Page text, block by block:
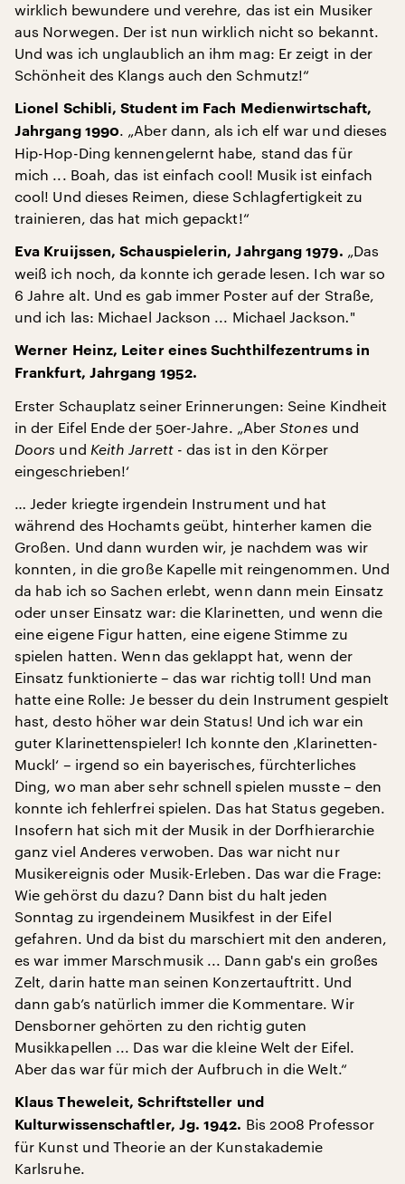
wirklich bewundere und verehre, das ist ein Musiker
aus Norwegen. Der ist nun wirklich nicht so bekannt.
Und was ich unglaublich an ihm mag: Er zeigt in der
Schönheit des Klangs auch den Schmutz!“
Lionel Schibli, Student im Fach Medienwirtschaft,
Jahrgang 1990. „Aber dann, als ich elf war und dieses
Hip-Hop-Ding kennengelernt habe, stand das für
mich ... Boah, das ist einfach cool! Musik ist einfach
cool! Und dieses Reimen, diese Schlagfertigkeit zu
trainieren, das hat mich gepackt!“
Eva Kruijssen, Schauspielerin, Jahrgang 1979. „Das
weiß ich noch, da konnte ich gerade lesen. Ich war so
6 Jahre alt. Und es gab immer Poster auf der Straße,
und ich las: Michael Jackson ... Michael Jackson."
Werner Heinz, Leiter eines Suchthilfezentrums in
Frankfurt, Jahrgang 1952.
Erster Schauplatz seiner Erinnerungen: Seine Kindheit
in der Eifel Ende der 50er-Jahre. „AberStones und
Doors und Keith Jarrett - das ist in den Körper
eingeschrieben!‘
… Jeder kriegte irgendein Instrument und hat
während des Hochamts geübt, hinterher kamen die
Großen. Und dann wurden wir, je nachdem was wir
konnten, in die große Kapelle mit reingenommen. Und
da hab ich so Sachen erlebt, wenn dann mein Einsatz
oder unser Einsatz war: die Klarinetten, und wenn die
eine eigene Figur hatten, eine eigene Stimme zu
spielen hatten. Wenn das geklappt hat, wenn der
Einsatz funktionierte – das war richtig toll! Und man
hatte eine Rolle: Je besser du dein Instrument gespielt
hast, desto höher war dein Status! Und ich war ein
guter Klarinettenspieler! Ich konnte den ‚Klarinetten-
Muckl‘ – irgend so ein bayerisches, fürchterliches
Ding, wo man aber sehr schnell spielen musste – den
konnte ich fehlerfrei spielen. Das hat Status gegeben.
Insofern hat sich mit der Musik in der Dorfhierarchie
ganz viel Anderes verwoben. Das war nicht nur
Musikereignis oder Musik-Erleben. Das war die Frage:
Wie gehörst du dazu? Dann bist du halt jeden
Sonntag zu irgendeinem Musikfest in der Eifel
gefahren. Und da bist du marschiert mit den anderen,
es war immer Marschmusik ... Dann gab's ein großes
Zelt, darin hatte man seinen Konzertauftritt. Und
dann gab’s natürlich immer die Kommentare. Wir
Densborner gehörten zu den richtig guten
Musikkapellen ... Das war die kleine Welt der Eifel.
Aber das war für mich der Aufbruch in die Welt.“
Klaus Theweleit, Schriftsteller und
Kulturwissenschaftler, Jg. 1942. Bis 2008 Professor
für Kunst und Theorie an der Kunstakademie
Karlsruhe.